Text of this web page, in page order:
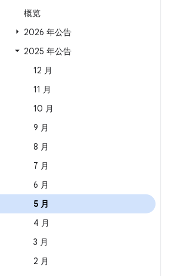
概览
2026 年公告
2025 年公告
12 月
11 月
10 月
9 月
8 月
7 月
6 月
5 月
4 月
3 月
2 月